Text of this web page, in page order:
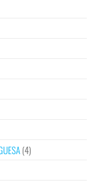
(4)